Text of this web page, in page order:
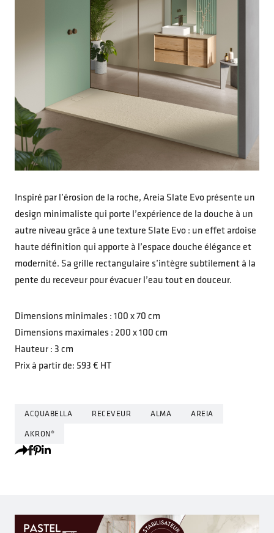
Inspiré par l’érosion de la roche, Areia Slate Evo présente un
design minimaliste qui porte l’expérience de la douche à un
autre niveau grâce à une texture Slate Evo : un effet ardoise
haute définition qui apporte à l’espace douche élégance et
modernité. Sa grille rectangulaire s’intègre subtilement à la
pente du receveur pour évacuer l’eau tout en douceur.
Dimensions minimales : 100 x 70 cm
Dimensions maximales : 200 x 100 cm
Hauteur : 3 cm
Prix à partir de: 593 € HT
ACQUABELLA RECEVEUR ALMA AREIA
AKRON®